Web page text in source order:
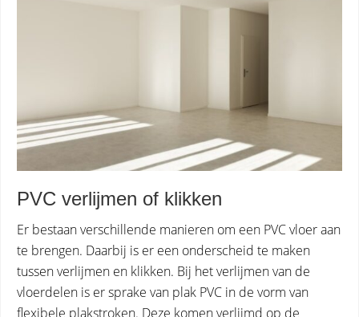
PVC verlijmen of klikken
Er bestaan verschillende manieren om een PVC vloer aan
te brengen. Daarbij is er een onderscheid te maken
tussen verlijmen en klikken. Bij het verlijmen van de
vloerdelen is er sprake van plak PVC in de vorm van
flexibele plakstroken. Deze komen verlijmd op de